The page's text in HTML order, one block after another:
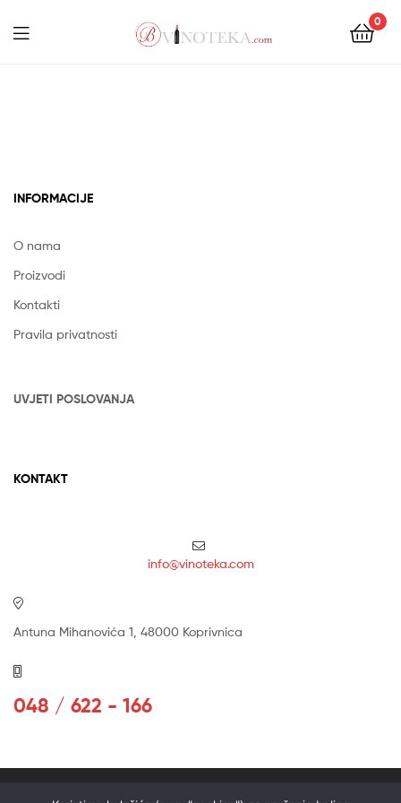
0
Menu
INFORMACIJE
O nama
Proizvodi
Kontakti
Pravila privatnosti
UVJETI POSLOVANJA
KONTAKT
info@vinoteka.com
Antuna Mihanovića 1, 48000 Koprivnica
048 / 622 - 166
Copyright © 2026 Bonum . Sva prava pridržana